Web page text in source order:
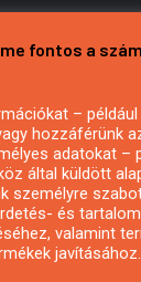
vagy hírlevél
fontos a
–
hozzáférünk
adatokat –
által küldött
személyre
és
valamint
javításához.